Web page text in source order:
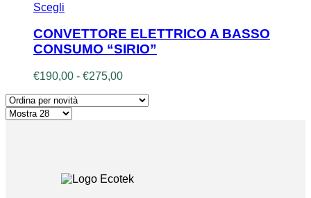
prodotto
Scegli
ha
più
varianti.
Le
opzioni
possono
essere
scelte
CONVETTORE ELETTRICO A BASSO
CONSUMO “SIRIO”
€190,00 - €275,00Fascia
prezzo: